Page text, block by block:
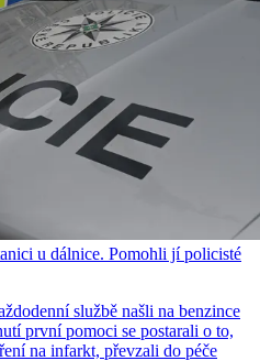
u dálnice. Pomohli jí policisté
službě našli na benzince
první pomoci se postarali o to,
na infarkt, převzali do péče